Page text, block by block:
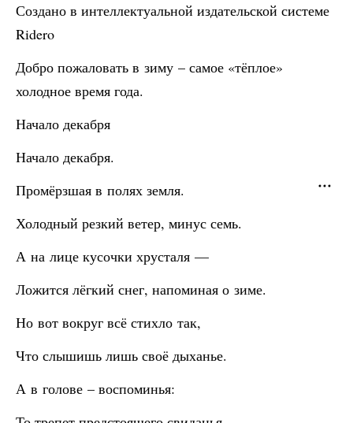
Создано в интеллектуальной издательской системе
Ridero
Добро пожаловать в зиму – самое «тёплое»
холодное время года.
Начало декабря
Начало декабря.
Промёрзшая в полях земля.
Холодный резкий ветер, минус семь.
А на лице кусочки хрусталя —
Ложится лёгкий снег, напоминая о зиме.
Но вот вокруг всё стихло так,
Что слышишь лишь своё дыханье.
А в голове – воспоминья: